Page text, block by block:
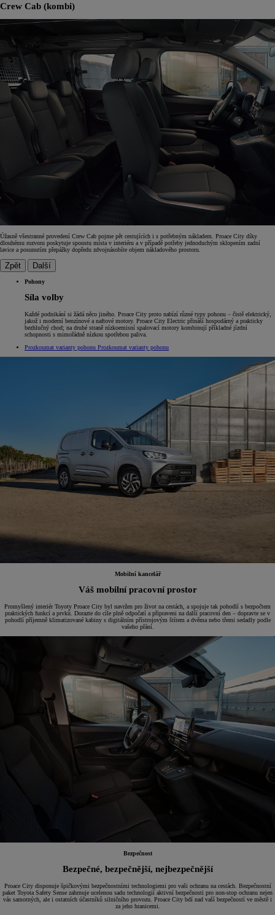
Crew Cab (kombi)
Úžasně všestranné provedení Crew Cab pojme pět cestujících i s potřebným nákladem. Proace City díky
dlouhému rozvoru poskytuje spoustu místa v interiéru a v případě potřeby jednoduchým sklopením zadní
lavice a posunutím přepážky dopředu zdvojnásobíte objem nákladového prostoru.
Zpět Další
Pohony
Síla volby
Každé podnikání si žádá něco jiného. Proace City proto nabízí různé typy pohonu – čistě elektrický,
jakož i moderní benzínové a naftové motory. Proace City Electric přináší hospodárný a prakticky
bezhlučný chod; na druhé straně nízkoemisní spalovací motory kombinují příkladné jízdní
schopnosti s mimořádně nízkou spotřebou paliva.
Prozkoumat varianty pohonu Prozkoumat varianty pohonu
Mobilní kancelář
Váš mobilní pracovní prostor
Promyšlený interiér Toyoty Proace City byl navržen pro život na cestách, a spojuje tak pohodlí s bezpočtem
praktických funkcí a prvků. Dorazte do cíle plně odpočatí a připraveni na další pracovní den – dopravte se v
pohodlí příjemně klimatizované kabiny s digitálním přístrojovým štítem a dvěma nebo třemi sedadly podle
vašeho přání.
Bezpečnost
Bezpečné, bezpečnější, nejbezpečnější
Proace City disponuje špičkovými bezpečnostními technologiemi pro vaši ochranu na cestách. Bezpečnostní
paket Toyota Safety Sense zahrnuje ucelenou sadu technologií aktivní bezpečnosti pro non-stop ochranu nejen
vás samotných, ale i ostatních účastníků silničního provozu. Proace City bdí nad vaší bezpečností ve městě i
za jeho hranicemi.